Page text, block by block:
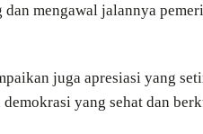
mengawal jalannya
juga apresiasi yang
yang sehat dan